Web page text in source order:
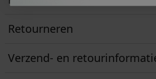
Retourneren
Verzend- en